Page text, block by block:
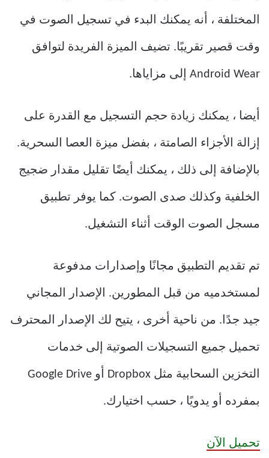
المختلفة ، أنه يمكنك البدء في تسجيل الصوت في
وقت قصير تقريبًا. تضيف الميزة الفريدة لتوافق
Android Wear إلى مزاياها.
أيضا ، يمكنك زيادة حجم التسجيل مع القدرة على
إزالة الأجزاء الصامتة ، بفضل ميزة العصا السحرية.
بالإضافة إلى ذلك ، يمكنك أيضًا تقليل مقدار ضجيج
الخلفية وكذلك صدى الصوت. كما يوفر تطبيق
مسجل الصوت الوقت أثناء التشغيل.
تم تقديم التطبيق مجانًا وإصدارات مدفوعة
لمستخدميه من قبل المطورين. الإصدار المجاني
جيد جدًا. من ناحية أخرى ، يتيح لك الإصدار المحترف
تحميل جميع التسجيلات الصوتية إلى خدمات
التخزين السحابية مثل Dropbox أو Google Drive
بمفرده أو يدويًا ، حسب اختيارك.
تحميل الآن